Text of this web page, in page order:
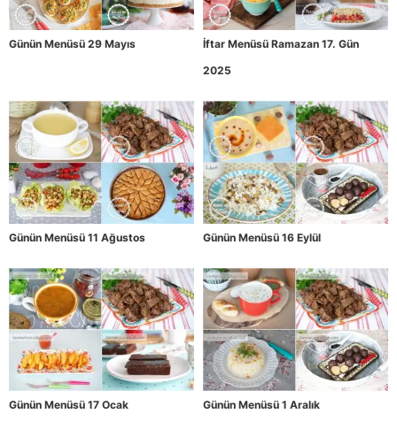
Günün Menüsü 29 Mayıs
İftar Menüsü Ramazan 17. Gün
2025
Günün Menüsü 11 Ağustos Günün Menüsü 16 Eylül
Günün Menüsü 17 Ocak Günün Menüsü 1 Aralık